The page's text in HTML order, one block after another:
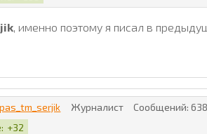
, именно поэтому я писал в
Журналист Сообщений: 638
+32